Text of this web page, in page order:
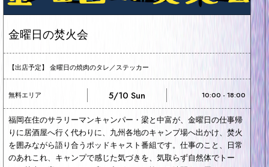
金曜日の焚火会
【出店予定】 金曜日の焼肉のタレ／ステッカー
無料エリア 5/10 Sun 10:00 - 18:00
福岡在住のサラリーマンキャンパー・梁と中富が、金曜日の仕事帰
りに居酒屋へ行く代わりに、九州各地のキャンプ場へ出かけ、焚火
を囲みながら語り合うポッドキャスト番組です。仕事のこと、日常
のあれこれ、キャンプで感じた気づきを、気取らず自然体でトー